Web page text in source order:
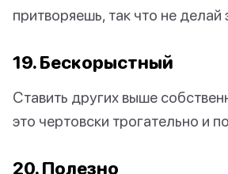
притворяешь, так что не делай
19. Бескорыстный
Ставить других выше
это чертовски трогательно и
20. Полезно